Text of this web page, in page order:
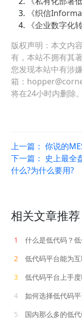
《织信
《企业数字化
版权声明：本文内
有，本站不拥有其
您发现本站中有涉
箱：
将在24小时内删除。
上一篇：你说的
下一篇： 史上最全
什么?为什么要用?
相关文章推荐
1
什么是低代码？
2
低代码平台能为
3
低代码平台上手
4
如何选择低代码平
5
国内那么多的低